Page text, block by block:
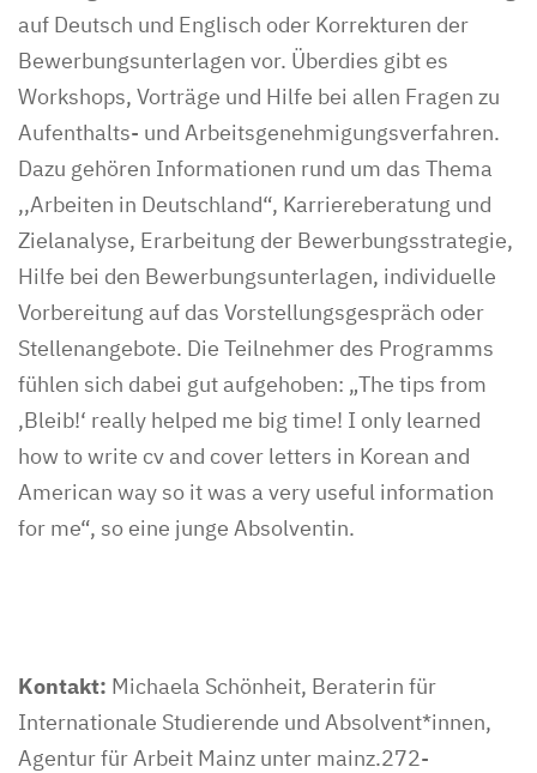
auf Deutsch und Englisch oder Korrekturen der
Bewerbungsunterlagen vor. Überdies gibt es
Workshops, Vorträge und Hilfe bei allen Fragen zu
Aufenthalts- und Arbeitsgenehmigungsverfahren.
Dazu gehören Informationen rund um das Thema
,,Arbeiten in Deutschland“, Karriereberatung und
Zielanalyse, Erarbeitung der Bewerbungsstrategie,
Hilfe bei den Bewerbungsunterlagen, individuelle
Vorbereitung auf das Vorstellungsgespräch oder
Stellenangebote. Die Teilnehmer des Programms
fühlen sich dabei gut aufgehoben: „The tips from
,Bleib!‘ really helped me big time! I only learned
how to write cv and cover letters in Korean and
American way so it was a very useful information
for me“, so eine junge Absolventin.
Kontakt: Michaela Schönheit, Beraterin für
Internationale Studierende und Absolvent*innen,
Agentur für Arbeit Mainz unter mainz.272-